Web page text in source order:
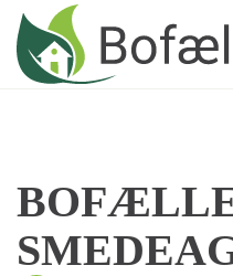
Skip to main content